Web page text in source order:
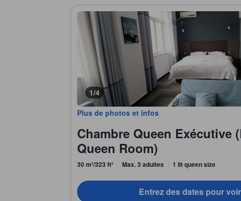
1/4
Plus de photos et infos
Chambre Queen Exécutive
Queen Room)
30 m²/323 ft² Max. 3 adultes 1 lit queen size
Entrez des dates pour